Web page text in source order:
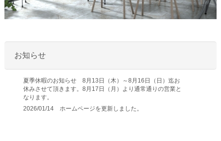
お知らせ
夏季休暇のお知らせ 8月13日（木）～8月16日（日）迄お
休みさせて頂きます。8月17日（月）より通常通りの営業と
なります。
2026/01/14 ホームページを更新しました。